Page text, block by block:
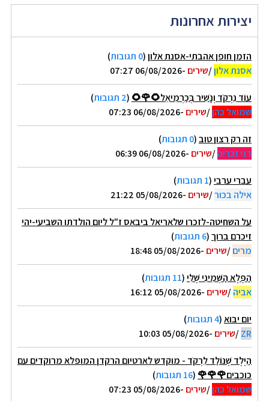
יצירות אחרונות
הזמן חופן אהבתי-אסנת אלון(0 תגובות
)
אסנת אלון/שירים -06/08/2026 07:27
עוֹד נִרְקֹד וְנָשִׁיר בְּכַרְמִיאֵל🌻🌹🌻 (2 תגובות
)
שמואל כהן/שירים -06/08/2026 07:23
זה רק רצון טוב(0 תגובות
)
דני זכריה/שירים -06/08/2026 06:39
עברי ערבי(1 תגובות
)
אילה בכור/שירים -05/08/2026 21:22
על השחיטה-לזכרו שלאריאל ביבאס ז"ל ליום הולדתו השביעי-יהי
זיכרם ברוך(6 תגובות
)
מרים/שירים -05/08/2026 18:48
הַפֶּלֶא הַשְּׁמִינִי שֶׁלִּי(11 תגובות
)
אביה/שירים -05/08/2026 16:12
יום יבוא(4 תגובות
)
ZR
/שירים -05/08/2026 10:03
הַיֶּלֶד שֶׁנּוֹלַד לִרְקֹד - מוקדש לארטיום הרקדן המופלא מרוקדים עם
כוכבים🌹🌹🌹 (16 תגובות
)
שמואל כהן/שירים -05/08/2026 07:23